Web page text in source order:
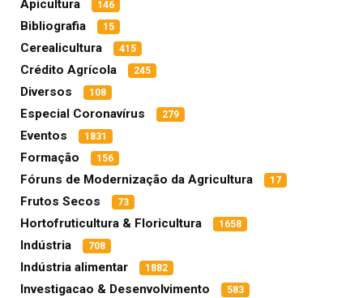
Apicultura 146
Bibliografia 15
Cerealicultura 415
Crédito Agrícola 245
Diversos 108
Especial Coronavírus 279
Eventos 1831
Formação 156
Fóruns de Modernização da Agricultura 17
Frutos Secos 73
Hortofruticultura & Floricultura 1658
Indústria 708
Indústria alimentar 1882
Investigacao & Desenvolvimento 583